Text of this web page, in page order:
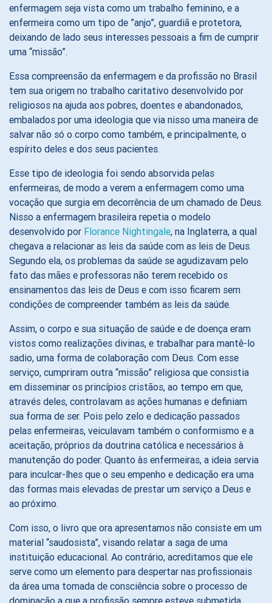
enfermagem seja vista como um trabalho feminino, e a
enfermeira como um tipo de ”anjo”, guardiã e protetora,
deixando de lado seus interesses pessoais a fim de cumprir
uma “missão”.
Essa compreensão da enfermagem e da profissão no Brasil
tem sua origem no trabalho caritativo desenvolvido por
religiosos na ajuda aos pobres, doentes e abandonados,
embalados por uma ideologia que via nisso uma maneira de
salvar não só o corpo como também, e principalmente, o
espírito deles e dos seus pacientes.
Esse tipo de ideologia foi sendo absorvida pelas
enfermeiras, de modo a verem a enfermagem como uma
vocação que surgia em decorrência de um chamado de Deus.
Nisso a enfermagem brasileira repetia o modelo
desenvolvido por Florance Nightingale, na Inglaterra, a qual
chegava a relacionar as leis da saúde com as leis de Deus.
Segundo ela, os problemas da saúde se agudizavam pelo
fato das mães e professoras não terem recebido os
ensinamentos das leis de Deus e com isso ficarem sem
condições de compreender também as leis da saúde.
Assim, o corpo e sua situação de saúde e de doença eram
vistos como realizações divinas, e trabalhar para mantê-lo
sadio, uma forma de colaboração com Deus. Com esse
serviço, cumpriram outra “missão” religiosa que consistia
em disseminar os princípios cristãos, ao tempo em que,
através deles, controlavam as ações humanas e definiam
sua forma de ser. Pois pelo zelo e dedicação passados
pelas enfermeiras, veiculavam também o conformismo e a
aceitação, próprios da doutrina católica e necessários à
manutenção do poder. Quanto às enfermeiras, a ideia servia
para inculcar-lhes que o seu empenho e dedicação era uma
das formas mais elevadas de prestar um serviço a Deus e
ao próximo.
Com isso, o livro que ora apresentamos não consiste em um
material “saudosista”, visando relatar a saga de uma
instituição educacional. Ao contrário, acreditamos que ele
serve como um elemento para despertar nas profissionais
da área uma tomada de consciência sobre o processo de
dominação a que a profissão sempre esteve submetida,